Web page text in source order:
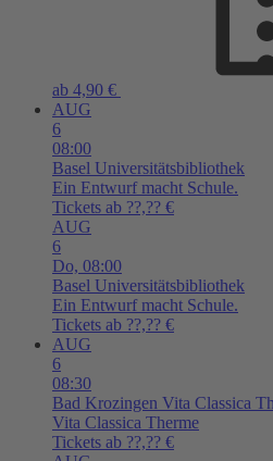
ab 4,90 €
AUG
6
08:00
Basel Universitätsbibliothek
Ein Entwurf macht Schule.
Tickets ab ??,?? €
AUG
6
Do, 08:00
Basel Universitätsbibliothek
Ein Entwurf macht Schule.
Tickets ab ??,?? €
AUG
6
08:30
Bad Krozingen Vita Classica
Vita Classica Therme
Tickets ab ??,?? €